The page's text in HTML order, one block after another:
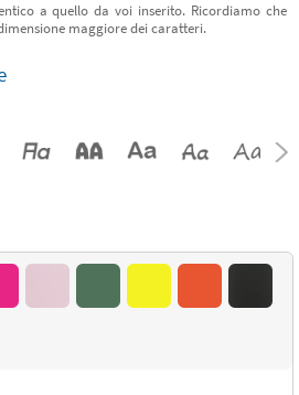
a quello da voi inserito. Ricordiamo che
maggiore dei caratteri.